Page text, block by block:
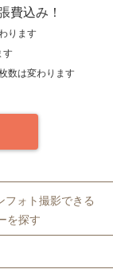
費込み！
ります
す
数は変わります
フォト撮影できる
を探す